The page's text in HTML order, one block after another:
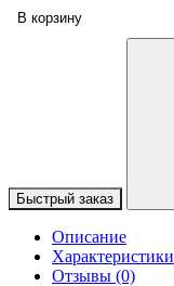
В корзину
Быстрый заказ
Описание
Характеристики
Отзывы (0)